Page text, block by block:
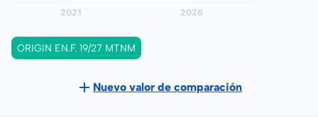
ORIGIN EN.F. 19/27 MTNM
Nuevo valor de comparación